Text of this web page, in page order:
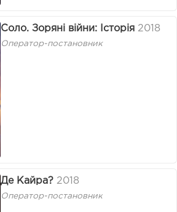
Соло. Зоряні війни: Історія 2018
Оператор-постановник
Де Кайра? 2018
Оператор-постановник